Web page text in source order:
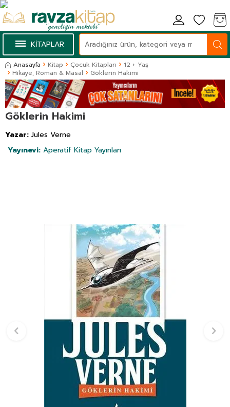
KİTAPLAR
Anasayfa Kitap Çocuk Kitapları
12 + Yaş
Hikaye, Roman & Masal
Göklerin Hakimi
Göklerin Hakimi
Yazar: Jules Verne
Yayınevi: Aperatif Kitap Yayınları